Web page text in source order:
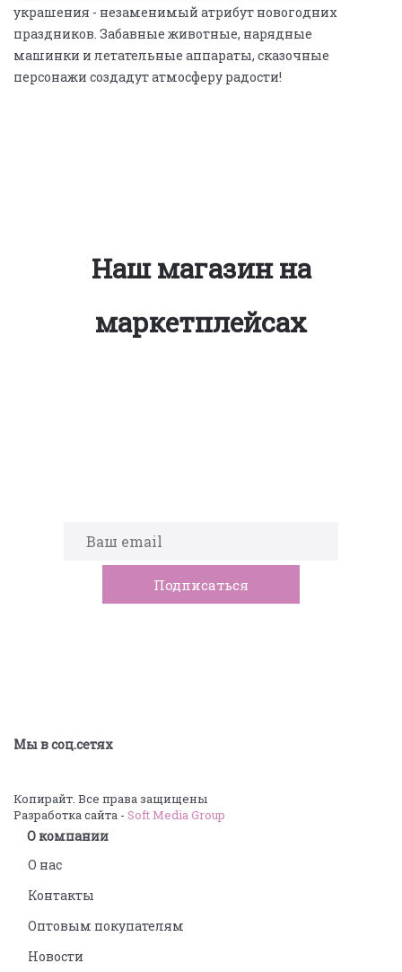
украшения - незаменимый атрибут новогодних
праздников. Забавные животные, нарядные
машинки и летательные аппараты, сказочные
персонажи создадут атмосферу радости!
Наш магазин на
маркетплейсах
Мы в соц.сетях
Копирайт. Все права защищены
Разработка сайта - Soft Media Group
О компании
О нас
Контакты
Оптовым покупателям
Новости